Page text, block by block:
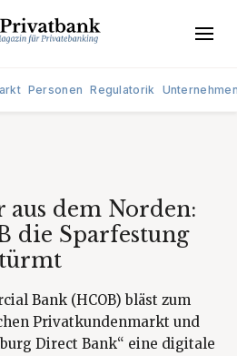
Personen Regulatorik
dem Norden:
die Sparfestung
Bank (HCOB) bläst zum
Privatkundenmarkt und
Direct Bank“ eine digitale